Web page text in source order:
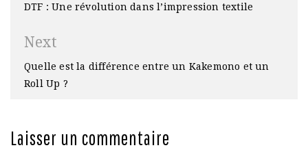
DTF : Une révolution dans l’impression textile
Next
Quelle est la différence entre un Kakemono et un
Roll Up ?
Laisser un commentaire